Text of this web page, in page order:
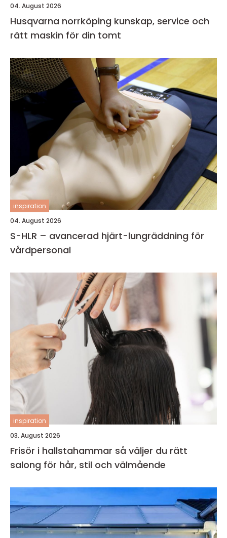
04. August 2026
Husqvarna norrköping kunskap, service och
rätt maskin för din tomt
inspiration
04. August 2026
S-HLR – avancerad hjärt-lungräddning för
vårdpersonal
inspiration
03. August 2026
Frisör i hallstahammar så väljer du rätt
salong för hår, stil och välmående